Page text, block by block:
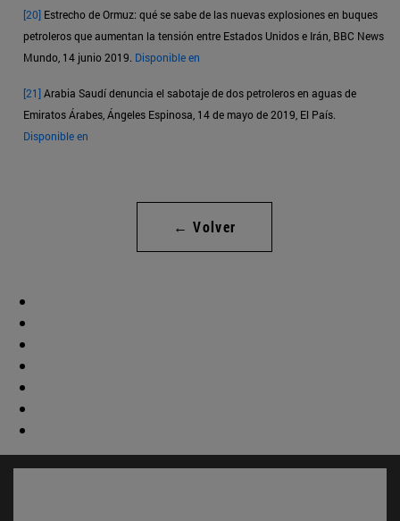
[20] Estrecho de Ormuz: qué se sabe de las nuevas explosiones en buques
petroleros que aumentan la tensión entre Estados Unidos e Irán, BBC News
Mundo, 14 junio 2019. Disponible en
[21]Arabia Saudí denuncia el sabotaje de dos petroleros en aguas de
Emiratos Árabes, Ángeles Espinosa, 14 de mayo de 2019, El País.
Disponible en
← Volver